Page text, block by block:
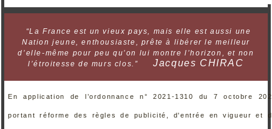
“La France est un vieux pays, mais elle est aussi une
Nation jeune, enthousiaste, prête à libérer le meilleur
d’elle-même pour peu qu’on lui montre l’horizon, et non
l’étroitesse de murs clos.”
Jacques CHIRAC
En application de l’ordonnance n° 2021-1310 du 7 octobre
portant réforme des règles de publicité, d'entrée en vigueur et